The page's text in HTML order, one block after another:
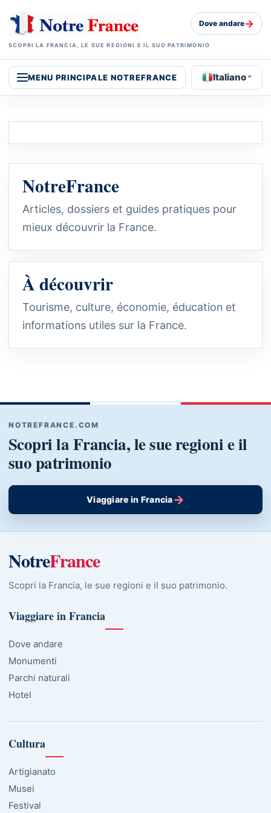
SCOPRI LA FRANCIA, LE SUE REGIONI E IL SUO PATRIMONIO
Dove andare→
MENU PRINCIPALE NOTREFRANCE Italiano
NotreFrance
Articles, dossiers et guides pratiques pour
mieux découvrir la France.
À découvrir
Tourisme, culture, économie, éducation et
informations utiles sur la France.
NOTREFRANCE.COM
Scopri la Francia, le sue regioni e il
suo patrimonio
Viaggiare in Francia→
NotreFrance
Scopri la Francia, le sue regioni e il suo patrimonio.
Viaggiare in Francia
Dove andare
Monumenti
Parchi naturali
Hotel
Cultura
Artigianato
Musei
Festival